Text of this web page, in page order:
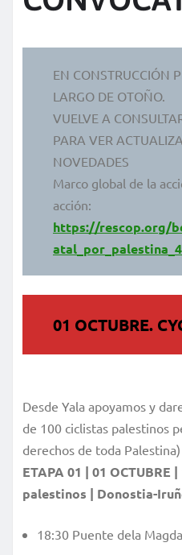
EN CONSTRUCCIÓN
LARGO DE OTOÑO.
VUELVE A
PARA VER
NOVEDADES
Marco global de la
acción:
https://rescop.org/
01 OCTUBRE.
Desde Yala apoyamos y
de 100 ciclistas palestinos
derechos de toda Palestina)
ETAPA 01 | 01 OCTUBRE
palestinos | Donostia-
18:30 Puente dela